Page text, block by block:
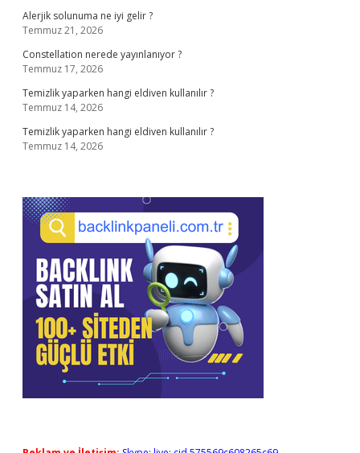
Alerjik solunuma ne iyi gelir ?
Temmuz 21, 2026
Constellation nerede yayınlanıyor ?
Temmuz 17, 2026
Temizlik yaparken hangi eldiven kullanılır ?
Temmuz 14, 2026
Temizlik yaparken hangi eldiven kullanılır ?
Temmuz 14, 2026